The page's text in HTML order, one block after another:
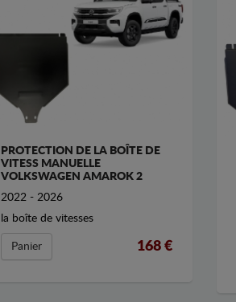
PROTECTION DE LA BOÎTE DE
VITESS MANUELLE
VOLKSWAGEN AMAROK 2
2022 - 2026
la boîte de vitesses
Panier 168 €